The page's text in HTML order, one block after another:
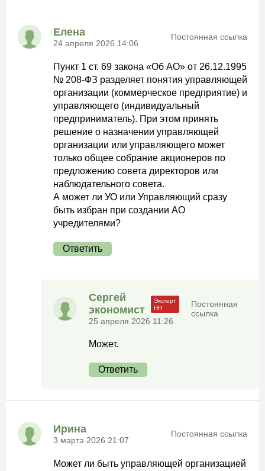
Елена
24 апреля 2026 14:06
Постоянная ссылка
Пункт 1 ст. 69 закона «Об АО» от 26.12.1995
№ 208-ФЗ разделяет понятия управляющей
организации (коммерческое предприятие) и
управляющего (индивидуальный
предприниматель). При этом принять
решение о назначении управляющей
организации или управляющего может
только общее собрание акционеров по
предложению совета директоров или
наблюдательного совета.
А может ли УО или Управляющий сразу
быть избран при создании АО
учредителями?
Ответить
Сергей
экономист
25 апреля 2026 11:26
Постоянная
ссылка
Может.
Ответить
Ирина
3 марта 2026 21:07
Постоянная ссылка
Может ли быть управляющей организацией